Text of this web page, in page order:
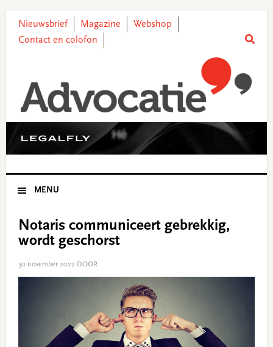
primary
main
primary
footer
Nieuwsbrief Magazine
Webshop
Contact en colofon
MENU
Notaris communiceert gebrekkig,
wordt geschorst
30 november 2022DOOR